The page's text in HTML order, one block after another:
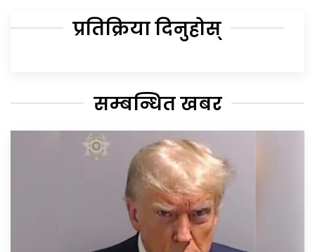
प्रतिक्रिया दिनुहोस्
सम्बन्धित खबर